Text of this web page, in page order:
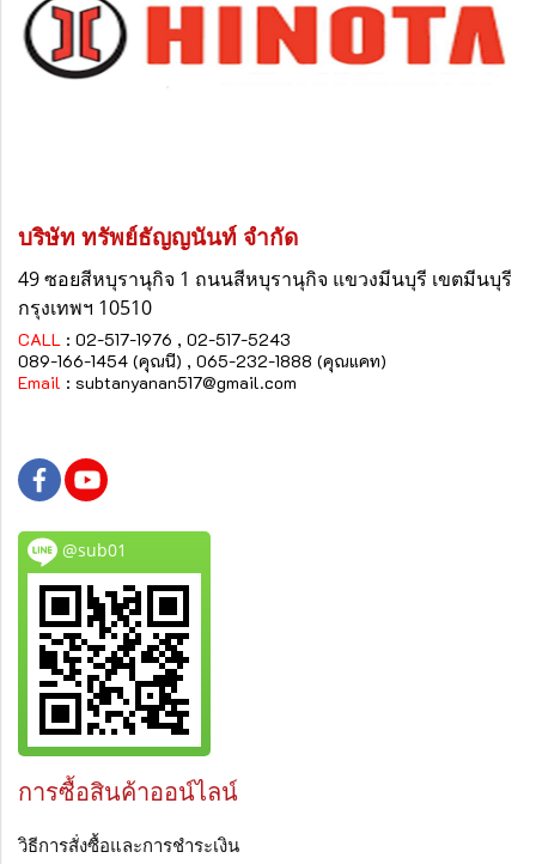
บริษัท ทรัพย์ธัญญนันท์ จำกัด
49 ซอยสีหบุรานุกิจ 1 ถนนสีหบุรานุกิจ แขวงมีนบุรี เขตมีนบุรี
กรุงเทพฯ 10510
CALL : 02-517-1976 , 02-517-5243
089-166-1454 (คุณนี) , 065-232-1888 (คุณแคท)
Email : subtanyanan517@gmail.com
@sub01
การซื้อสินค้าออน์ไลน์
วิธีการสั่งซื้อและการชำระเงิน